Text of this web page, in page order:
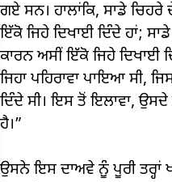
ਗਏ ਸਨ। ਹਾਲਾਂਕਿ, ਸਾਡੇ
ਇੱਕੋ ਜਿਹੇ ਦਿਖਾਈ ਦਿੰਦੇ ਹਾਂ; ਸਾਡੇ
ਕਾਰਨ ਅਸੀਂ ਇੱਕੋ ਜਿਹੇ ਦਿਖਾਈ
ਜਿਹਾ ਪਹਿਰਾਵਾ ਪਾਇਆ ਸੀ,
ਦਿੰਦੇ ਸੀ। ਇਸ ਤੋਂ ਇਲਾਵਾ,
ਹੈ।”
ਉਸਨੇ ਇਸ ਦਾਅਵੇ ਨੂੰ ਪੂਰੀ ਤਰ੍ਹਾਂ